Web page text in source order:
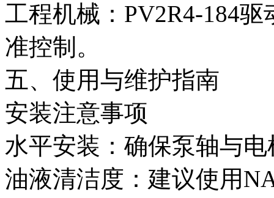
工程机械：PV2R4-184
准控制。
五、使用与维护指南
安装注意事项
水平安装：确保泵轴与
油液清洁度：建议使用